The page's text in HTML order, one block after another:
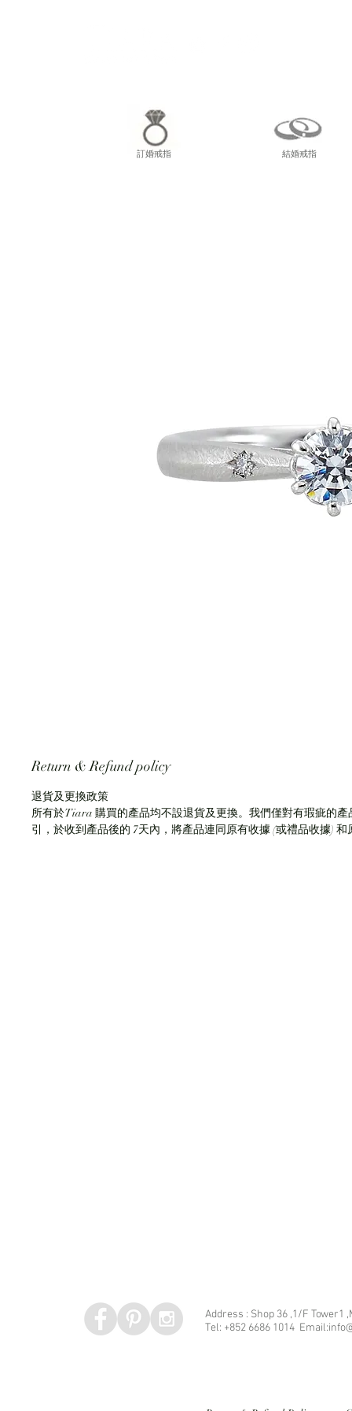
訂婚戒指 結婚戒指
Return & Refund policy
退貨及更換政策
所有於Tiara 購買的產品均不設退貨及更換。我們僅對有瑕疵的
引，於收到產品後的 7天內，將產品連同原有收據 (或禮品收據)
Address : Shop 36 ,1/F Tower1
Tel: +852 6686 1014